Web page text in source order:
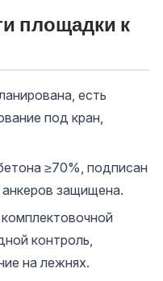
площадки к
есть
под кран,
≥70%, подписан
анкеров защищена.
контроль,
на лежнях.